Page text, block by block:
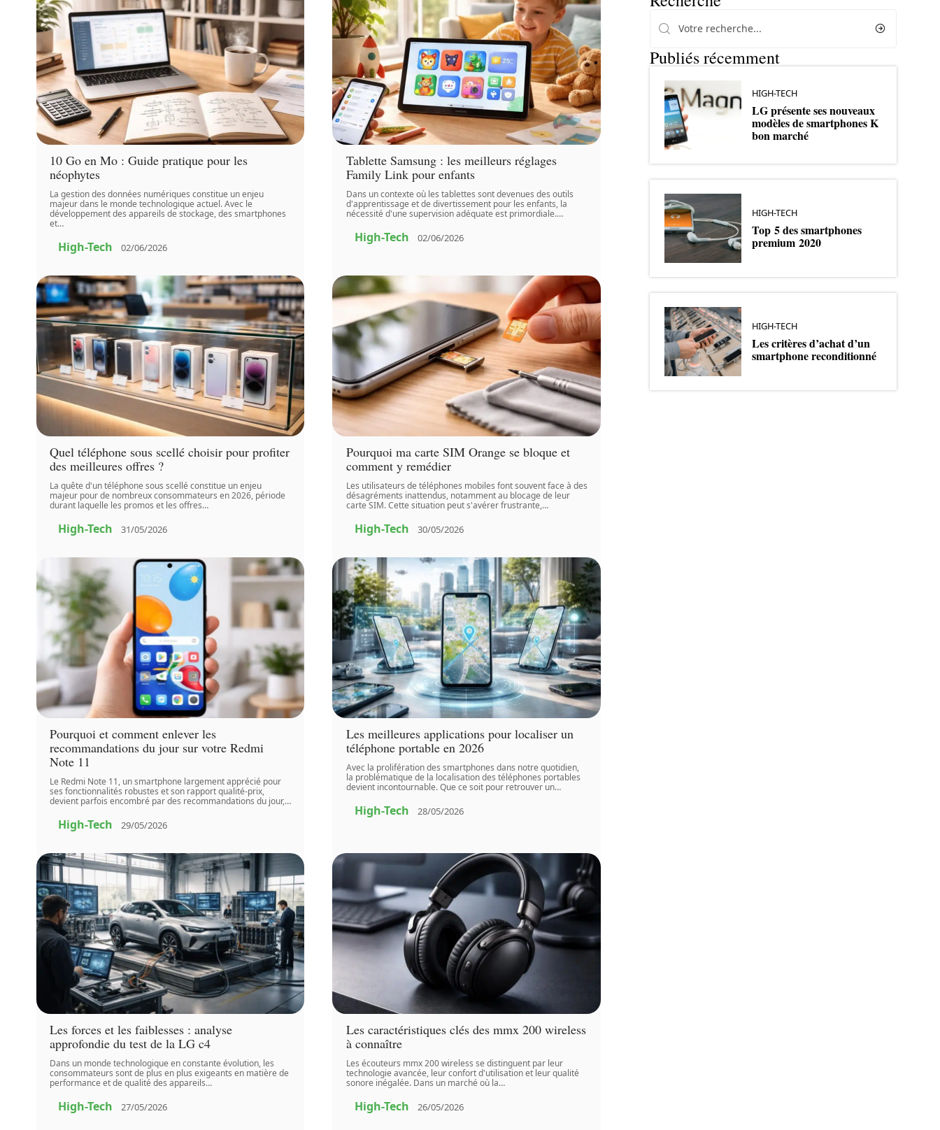
10 Go en Mo : Guide pratique pour les
néophytes
La gestion des données numériques constitue un enjeu
majeur dans le monde technologique actuel. Avec le
développement des appareils de stockage, des smartphones
et…
High-Tech 02/06/2026
Tablette Samsung : les meilleurs réglages
Family Link pour enfants
Dans un contexte où les tablettes sont devenues des outils
d'apprentissage et de divertissement pour les enfants, la
nécessité d'une supervision adéquate est primordiale.…
High-Tech 02/06/2026
Quel téléphone sous scellé choisir pour profiter
des meilleures offres ?
La quête d'un téléphone sous scellé constitue un enjeu
majeur pour de nombreux consommateurs en 2026, période
durant laquelle les promos et les offres…
High-Tech 31/05/2026
Pourquoi ma carte SIM Orange se bloque et
comment y remédier
Les utilisateurs de téléphones mobiles font souvent face à des
désagréments inattendus, notamment au blocage de leur
carte SIM. Cette situation peut s'avérer frustrante,…
High-Tech 30/05/2026
Pourquoi et comment enlever les
recommandations du jour sur votre Redmi
Note 11
Le Redmi Note 11, un smartphone largement apprécié pour
ses fonctionnalités robustes et son rapport qualité-prix,
devient parfois encombré par des recommandations du jour,…
High-Tech 29/05/2026
Les meilleures applications pour localiser un
téléphone portable en 2026
Avec la prolifération des smartphones dans notre quotidien,
la problématique de la localisation des téléphones portables
devient incontournable. Que ce soit pour retrouver un…
High-Tech 28/05/2026
Les forces et les faiblesses : analyse
approfondie du test de la LG c4
Dans un monde technologique en constante évolution, les
consommateurs sont de plus en plus exigeants en matière de
performance et de qualité des appareils…
High-Tech 27/05/2026
Les caractéristiques clés des mmx 200 wireless
à connaître
Les écouteurs mmx 200 wireless se distinguent par leur
technologie avancée, leur confort d'utilisation et leur qualité
sonore inégalée. Dans un marché où la…
High-Tech 26/05/2026
Publiés récemment
HIGH-TECH
LG présente ses nouveaux
modèles de smartphones K
bon marché
HIGH-TECH
Top 5 des smartphones
premium 2020
HIGH-TECH
Les critères d’achat d’un
smartphone reconditionné